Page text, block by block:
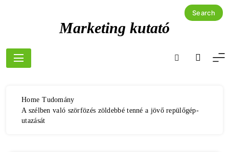
Marketing kutató
Home Tudomány
A szélben való szörfözés zöldebbé tenné a jövő repülőgép-
utazását